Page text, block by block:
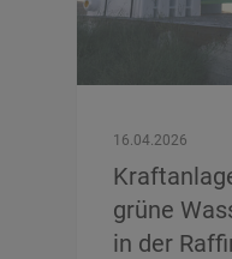
16.04.2026
grüne
in der